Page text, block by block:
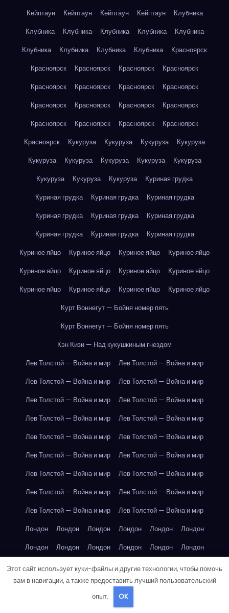
Кейптаун
Кейптаун Кейптаун Кейптаун
Клубника
Клубника
Клубника Клубника Клубника
Клубника
Клубника
Клубника Клубника Клубника
Красноярск
Красноярск
Красноярск Красноярск
Красноярск
Красноярск
Красноярск Красноярск
Красноярск
Красноярск
Красноярск Красноярск
Красноярск
Красноярск
Красноярск Красноярск
Красноярск
Красноярск
Кукуруза Кукуруза Кукуруза
Кукуруза
Кукуруза
Кукуруза Кукуруза Кукуруза
Кукуруза
Кукуруза
Кукуруза Кукуруза
Куриная грудка
Куриная грудка
Куриная грудка
Куриная грудка
Куриная грудка
Куриная грудка
Куриная грудка
Куриная грудка
Куриная грудка
Куриная грудка
Куриное яйцо
Куриное яйцо Куриное яйцо
Куриное яйцо
Куриное яйцо
Куриное яйцо Куриное яйцо
Куриное яйцо
Куриное яйцо
Куриное яйцо Куриное яйцо
Куриное яйцо
Курт Воннегут — Бойня номер пять
Курт Воннегут — Бойня номер пять
Кэн Кизи — Над кукушкиным гнездом
Лев Толстой — Война и мир
Лев Толстой — Война и мир
Лев Толстой — Война и мир
Лев Толстой — Война и мир
Лев Толстой — Война и мир
Лев Толстой — Война и мир
Лев Толстой — Война и мир
Лев Толстой — Война и мир
Лев Толстой — Война и мир
Лев Толстой — Война и мир
Лев Толстой — Война и мир
Лев Толстой — Война и мир
Лев Толстой — Война и мир
Лев Толстой — Война и мир
Лев Толстой — Война и мир
Лев Толстой — Война и мир
Лев Толстой — Война и мир
Лев Толстой — Война и мир
Лондон
Лондон Лондон Лондон Лондон
Лондон
Лондон
Лондон Лондон Лондон Лондон
Лондон
Лондон
Лондон Лондон Лондон Лондон
Лондон
Лондон
Лондон Лондон Лондон
Лос-Анджелес
Этот сайт использует куки-файлы и другие технологии, чтобы помочь
вам в навигации, а также предоставить лучший пользовательский
опыт.
OK